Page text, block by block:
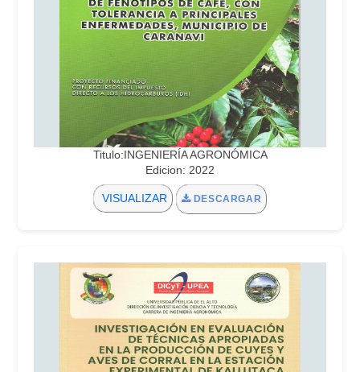
Titulo:INGENIERÍA AGRONÓMICA
Edicion: 2022
VISUALIZAR DESCARGAR